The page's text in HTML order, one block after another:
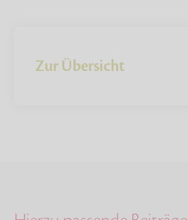
Zur Übersicht